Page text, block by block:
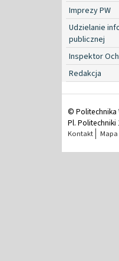
Imprezy PW
Udzielanie
publicznej
Inspektor
Redakcja
© Politechnika
Pl. Politechniki
Kontakt